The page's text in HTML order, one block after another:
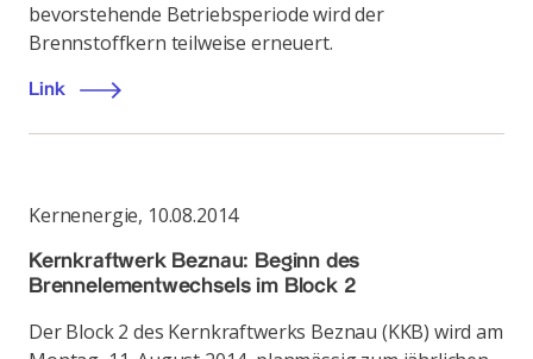
bevorstehende Betriebsperiode wird der
Brennstoffkern teilweise erneuert.
Link
Kernenergie, 10.08.2014
Kernkraftwerk Beznau: Beginn des
Brennelementwechsels im Block 2
Der Block 2 des Kernkraftwerks Beznau (KKB) wird am